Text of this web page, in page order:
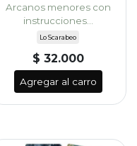
Arcanos menores con
instrucciones...
Lo Scarabeo
$ 32.000
Agregar al carro